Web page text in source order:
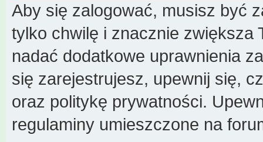
Aby się zalogować, musisz być
tylko chwilę i znacznie zwiększa
nadać dodatkowe uprawnienia
się zarejestrujesz, upewnij się,
oraz politykę prywatności.
regulaminy umieszczone na